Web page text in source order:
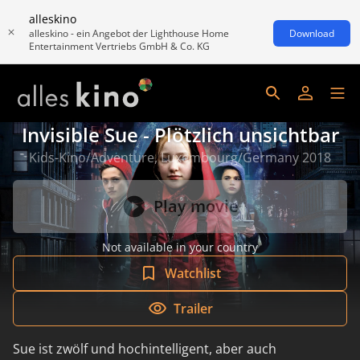
alleskino
alleskino - ein Angebot der Lighthouse Home
Entertainment Vertriebs GmbH & Co. KG
Download
Invisible Sue - Plötzlich unsichtbar
Kids-Kino/Adventure, Luxembourg/Germany 2018
Play movie
Not available in your country
Watchlist
Trailer
Sue ist zwölf und hochintelligent, aber auch